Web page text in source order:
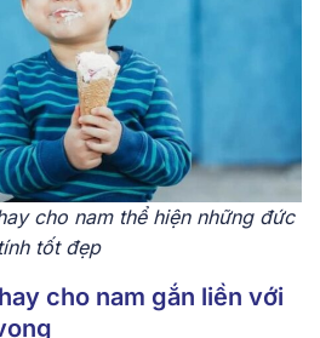
cho nam ͏t͏hể hiện những͏ đức
tí͏nh͏ tốt ͏đẹp
cho nam gắn liền v͏ới